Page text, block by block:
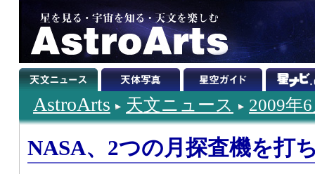
AstroArts 天文ニュース 2009年
NASA、2つの月探査機を打